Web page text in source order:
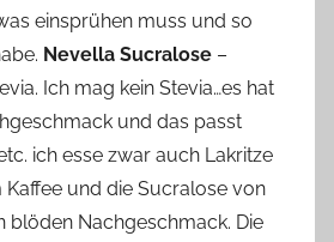
einsprühen muss und so
Nevella Sucralose –
Ich mag kein Stevia…es hat
und das passt
ich esse zwar auch Lakritze
und die Sucralose von
blöden Nachgeschmack. Die